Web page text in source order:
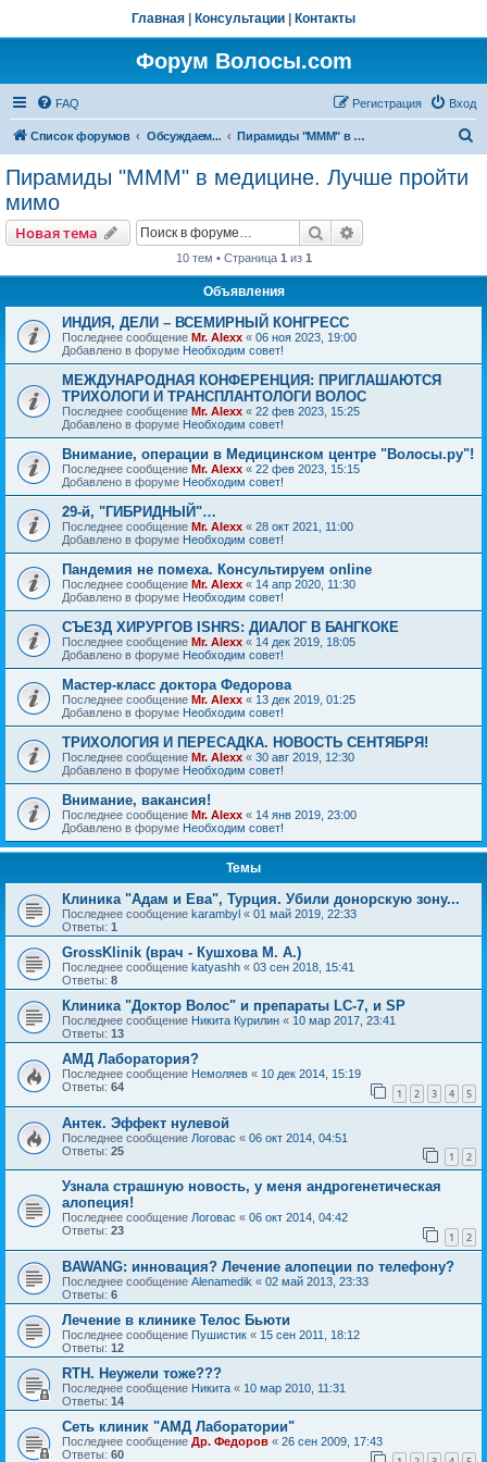
Главная Консультации Контакты
Форум Волосы.com
FAQ Вход
Регистрация
Список форумов Обсуждаем... Пирамиды "МММ" в медицине. Лучше пройти мимо
Пирамиды "МММ" в медицине. Лучше пройти
мимо
Новая тема Поиск
10 тем • Страница 1 из 1
Объявления
ИНДИЯ, ДЕЛИ – ВСЕМИРНЫЙ КОНГРЕСС
Последнее сообщение Mr. Alexx « 06 ноя 2023, 19:00
Добавлено в форуме Необходим совет!
МЕЖДУНАРОДНАЯ КОНФЕРЕНЦИЯ: ПРИГЛАШАЮТСЯ
ТРИХОЛОГИ И ТРАНСПЛАНТОЛОГИ ВОЛОС
Последнее сообщение Mr. Alexx « 22 фев 2023, 15:25
Добавлено в форуме Необходим совет!
Внимание, операции в Медицинском центре "Волосы.ру"!
Последнее сообщение Mr. Alexx « 22 фев 2023, 15:15
Добавлено в форуме Необходим совет!
29-й, "ГИБРИДНЫЙ"…
Последнее сообщение Mr. Alexx « 28 окт 2021, 11:00
Добавлено в форуме Необходим совет!
Пандемия не помеха. Консультируем online
Последнее сообщение Mr. Alexx « 14 апр 2020, 11:30
Добавлено в форуме Необходим совет!
СЪЕЗД ХИРУРГОВ ISHRS: ДИАЛОГ В БАНГКОКЕ
Последнее сообщение Mr. Alexx « 14 дек 2019, 18:05
Добавлено в форуме Необходим совет!
Мастер-класс доктора Федорова
Последнее сообщение Mr. Alexx « 13 дек 2019, 01:25
Добавлено в форуме Необходим совет!
ТРИХОЛОГИЯ И ПЕРЕСАДКА. НОВОСТЬ СЕНТЯБРЯ!
Последнее сообщение Mr. Alexx « 30 авг 2019, 12:30
Добавлено в форуме Необходим совет!
Внимание, вакансия!
Последнее сообщение Mr. Alexx « 14 янв 2019, 23:00
Добавлено в форуме Необходим совет!
Темы
Клиника "Адам и Ева", Турция. Убили донорскую зону...
Последнее сообщение karambyl « 01 май 2019, 22:33
Ответы: 1
GrossKlinik (врач - Кушхова М. А.)
Последнее сообщение katyashh « 03 сен 2018, 15:41
Ответы: 8
Клиника "Доктор Волос" и препараты LC-7, и SP
Последнее сообщение Никита Курилин « 10 мар 2017, 23:41
Ответы: 13
АМД Лаборатория?
Последнее сообщение Немоляев « 10 дек 2014, 15:19
Ответы: 64 1 2 3 4 5
Антек. Эффект нулевой
Последнее сообщение Логовас « 06 окт 2014, 04:51
Ответы: 25 1 2
Узнала страшную новость, у меня андрогенетическая
алопеция!
Последнее сообщение Логовас « 06 окт 2014, 04:42
Ответы: 23 1 2
BAWANG: инновация? Лечение алопеции по телефону?
Последнее сообщение Alenamedik « 02 май 2013, 23:33
Ответы: 6
Лечение в клинике Телос Бьюти
Последнее сообщение Пушистик « 15 сен 2011, 18:12
Ответы: 12
RTH. Неужели тоже???
Последнее сообщение Hикита « 10 мар 2010, 11:31
Ответы: 14
Сеть клиник "АМД Лаборатории"
Последнее сообщение Др. Федоров « 26 сен 2009, 17:43
Ответы: 60